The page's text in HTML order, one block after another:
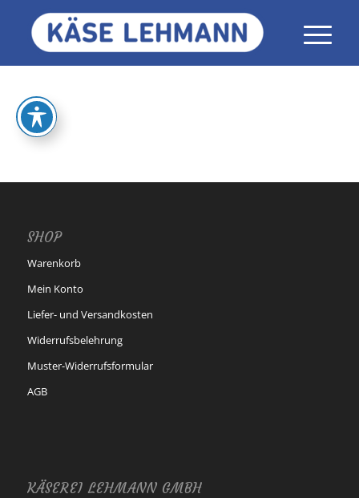
SHOP
Warenkorb
Mein Konto
Liefer- und Versandkosten
Widerrufsbelehrung
Muster-Widerrufsformular
AGB
KÄSEREI LEHMANN GMBH